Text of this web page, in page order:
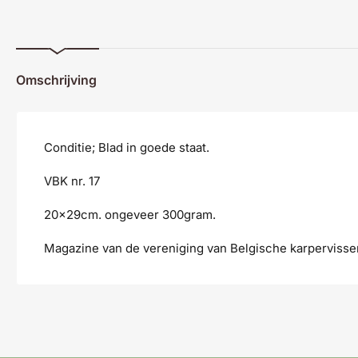
Omschrijving
Conditie; Blad in goede staat.
VBK nr. 17
20x29cm. ongeveer 300gram.
Magazine van de vereniging van Belgische